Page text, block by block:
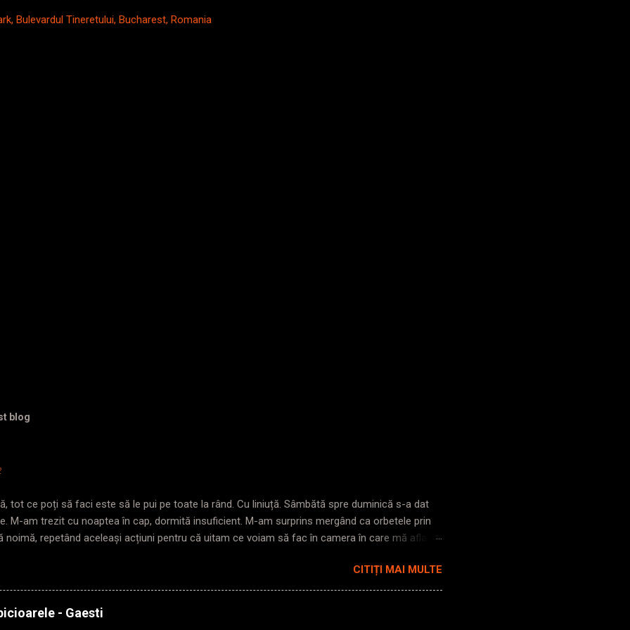
Bulevardul Tineretului, Bucharest, Romania
blog
tot ce poți să faci este să le pui pe toate la rând. Cu liniuță. Sâmbătă spre duminică s-a dat
M-am trezit cu noaptea în cap, dormită insuficient. M-am surprins mergând ca orbetele prin
noimă, repetând aceleași acțiuni pentru că uitam ce voiam să fac în camera în care mă aflam,
ajung repede, nu mă agit așa de dimineață, am și timp să mă trezesc până la gară. Cobor
poarta de acces pentru gabarit depășit era închisă. Chinuie-te pe poarta clasică. Intru în
ușă. Mă așez cuminte într-o parte, să nu încurc traficul inexistent. Iese mecanicul din
o figură gravă. Mă cântărește cu privirea și începe: „Domnișoară ( hehe! ), îmi pare rău să vă
CITIȚI MAI MULTE
- Gaesti